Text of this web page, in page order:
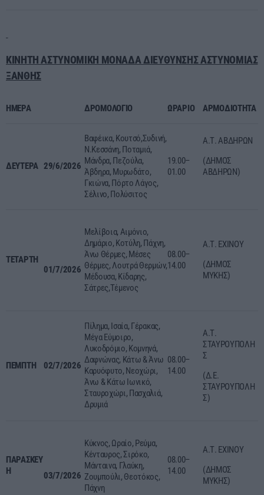
ΚΙΝΗΤΗ ΑΣΤΥΝΟΜΙΚΗ ΜΟΝΑΔΑ ΔΙΕΥΘΥΝΣΗΣ ΑΣΤΥΝΟΜΙΑΣ
ΞΑΝΘΗΣ
ΗΜΕΡΑ ΔΡΟΜΟΛΟΓΙΟ ΩΡΑΡΙΟ ΑΡΜΟΔΙΟΤΗΤΑ
ΔΕΥΤΕΡΑ 29/6/2026
Βαφέικα, Κουτσό,Συδινή,
Ν.Κεσσάνη, Ποταμιά,
Μάνδρα, Πεζούλα,
Άβδηρα, Μυρωδάτο,
Γκιώνα, Πόρτο Λάγος,
Σέλινο, Πολύσιτος
19.00–
01.00
Α.Τ. ΑΒΔΗΡΩΝ
(ΔΗΜΟΣ
ΑΒΔΗΡΩΝ)
ΤΕΤΑΡΤΗ
01/7/2026
Μελίβοια, Αιμόνιο,
Δημάριο, Κοτύλη, Πάχνη,
Άνω Θέρμες, Μέσες
Θέρμες, Λουτρά Θερμών,
Μέδουσα, Κίδαρης,
Σάτρες,Τέμενος
08.00–
14.00
Α.Τ. ΕΧΙΝΟΥ
(ΔΗΜΟΣ
ΜΥΚΗΣ)
ΠΕΜΠΤΗ 02/7/2026
Πίλημα, Ισαία, Γέρακας,
Μέγα Εύμοιρο,
Λυκοδρόμιο, Κομνηνά,
Δαφνώνας, Κάτω & Άνω
Καρυόφυτο, Νεοχώρι,
Άνω & Κάτω Ιωνικό,
Σταυροχώρι, Πασχαλιά,
Δρυμιά
08.00–
14.00
Α.Τ.
ΣΤΑΥΡΟΥΠΟΛΗ
Σ
(Δ.Ε.
ΣΤΑΥΡΟΥΠΟΛΗ
Σ)
ΠΑΡΑΣΚΕΥ
Η
03/7/2026
Κύκνος, Ωραίο, Ρεύμα,
Κένταυρος, Σιρόκο,
Μάνταινα, Γλαύκη,
Ζουμπούλι, Θεοτόκος,
Πάχνη
08.00–
14.00
Α.Τ. ΕΧΙΝΟΥ
(ΔΗΜΟΣ
ΜΥΚΗΣ)